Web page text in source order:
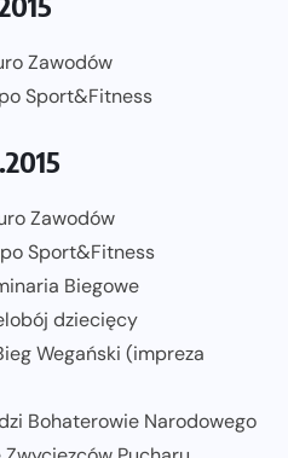
Zawodów
Sport&Fitness
Zawodów
Sport&Fitness
Biegowe
dziecięcy
Wegański (impreza
Bohaterowie Narodowego